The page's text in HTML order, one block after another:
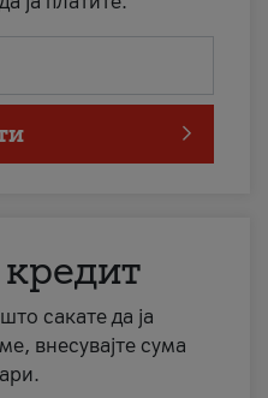
сакате да ја
внесувајте сума